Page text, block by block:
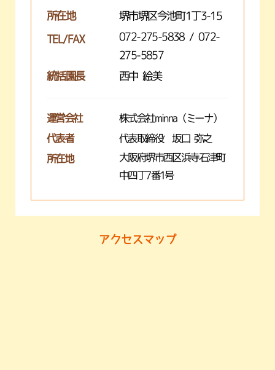
所在地 堺市堺区今池町1丁3-15
TEL/FAX
072-275-5838 / 072-
275-5857
統括園長
西中 絵美
運営会社 株式会社minna（ミーナ）
代表者 代表取締役 坂口 弥之
所在地
大阪府堺市西区浜寺石津町
中四丁7番1号
アクセスマップ